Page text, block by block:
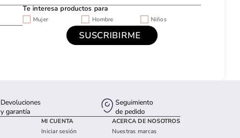
Te interesa productos para
Mujer Hombre
Niños
Devoluciones
y garantía
Seguimiento
de pedido
MI CUENTA
Iniciar sesión
ACERCA DE NOSOTROS
Nuestras marcas